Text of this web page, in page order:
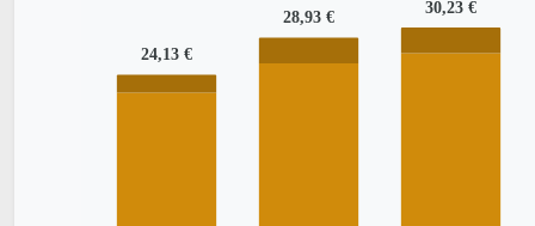
24,13 €
28,93 €
30,23 €